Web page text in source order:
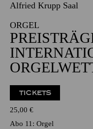
Alfried Krupp Saal
ORGEL
TICKETS
25,00 €
Abo 11: Orgel